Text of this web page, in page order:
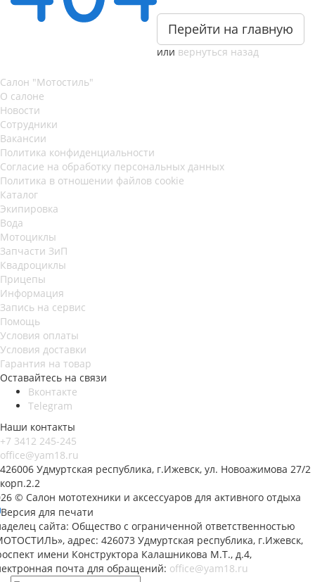
Перейти на главную
или вернуться назад
Салон "Мотостиль"
О салоне
Новости
Сотрудники
Вакансии
Политика конфиденциальности
Согласие на обработку персональных данных
Политика в отношении файлов cookie
Каталог
Экипировка
Вода
Мотоциклы
Запчасти ЗиП
Квадроциклы
Прицепы
Информация
Запись на сервис
Помощь
Условия оплаты
Условия доставки
Гарантия на товар
Оставайтесь на связи
Вконтакте
Telegram
Наши контакты
+7 3412 245-245
office@yam18.ru
426006 Удмуртская республика, г.Ижевск, ул. Новоажимова 27/2
корп.2.2
© Салон мототехники и аксессуаров для активного отдыха
Версия для печати
сайта: Общество с ограниченной ответственностью
адрес: 426073 Удмуртская республика, г.Ижевск,
имени Конструктора Калашникова М.Т., д.4,
почта для обращений: office@yam18.ru